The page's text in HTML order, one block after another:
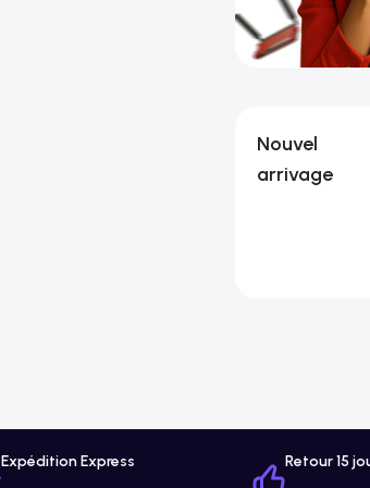
Nouvel
arrivage
Expédition Express Retour 15